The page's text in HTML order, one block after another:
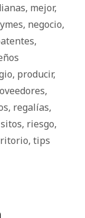
, mejor,
, negocio,
,
, producir,
,
, regalías,
, riesgo,
, tips